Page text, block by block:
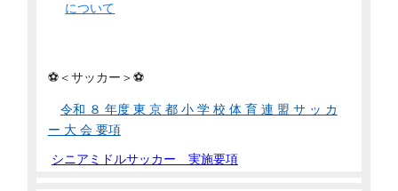
について
⚽＜サッカー＞⚽
令和 ８ 年度 東 京 都 小 学 校 体 育 連 盟 サ ッ カ
ー 大 会 要項
シニアミドルサッカー 実施要項